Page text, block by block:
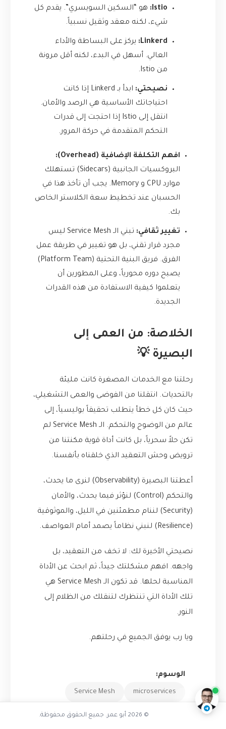
Istio:
هو “السكين السويسري”. يقدم كل
شيء، لكنه معقد وثقيل نسبياً.
Linkerd:
يركز على البساطة والأداء
العالي. أسهل في البدء، لكنه أقل مرونة
من Istio.
نصيحتي:
ابدأ بـ Linkerd إذا كانت
احتياجاتك الأساسية هي الرصد والأمان.
انتقل إلى Istio إذا احتجت إلى قدرات
التحكم المتقدمة في حركة المرور.
افهم التكلفة الإضافية (Overhead):
البروكسيات الجانبية (Sidecars) تستهلك
موارد CPU و Memory. يجب أن تأخذ هذا في
الحسبان عند تخطيط سعة الكلاستر الخاص
بك.
تغيير ثقافي:
تبني الـ Service Mesh ليس
مجرد قرار تقني، بل هو تغيير في طريقة عمل
الفرق. فريق البنية التحتية (Platform Team)
يصبح دوره محورياً، وعلى المطورين أن
يتعلموا كيفية الاستفادة من هذه القدرات
الجديدة.
الخلاصة: من العمى إلى
البصيرة 💡
رحلتنا مع الخدمات المصغرة كانت مليئة
بالتحديات. انتقلنا من الفوضى والعمى التشغيلي،
حيث كان كل خطأ يتطلب تحقيقاً بوليسياً، إلى
عالم من الوضوح والتحكم. الـ Service Mesh لم
تكن حلاً سحرياً، بل كانت أداة قوية مكنتنا من
ترويض وحش التعقيد الذي خلقناه بأنفسنا.
أعطتنا البصيرة (Observability) لنرى ما يحدث،
والتحكم (Control) لنؤثر فيما يحدث، والأمان
(Security) لننام مطمئنين في الليل، والموثوقية
(Resilience) لنبني نظاماً يصمد أمام العواصف.
نصيحتي الأخيرة لك: لا تخف من التعقيد، بل
واجهه. افهم مشكلتك جيداً، ثم ابحث عن الأداة
المناسبة لحلها. قد تكون الـ Service Mesh هي
تلك الأداة التي تنتظرك لتنقلك من الظلام إلى
النور.
ويا رب يوفق الجميع في رحلتهم.
الوسوم:
microservices
Service Mesh
المراقبة والرصد خدمات مصغرة
ناقشنا على تليجرام
© 2026 أبو عمر. جميع الحقوق محفوظة.